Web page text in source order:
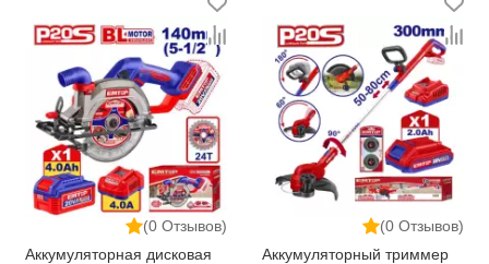
(0 Отзывов)
Аккумуляторная дисковая
(0 Отзывов)
Аккумуляторный триммер